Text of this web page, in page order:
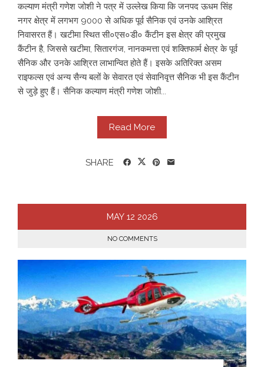
कल्याण मंत्री गणेश जोशी ने पत्र में उल्लेख किया कि जनपद ऊधम सिंह
नगर क्षेत्र में लगभग 9000 से अधिक पूर्व सैनिक एवं उनके आश्रित
निवासरत हैं। खटीमा स्थित सी०एस०डी० कैंटीन इस क्षेत्र की प्रमुख
कैंटीन है, जिससे खटीमा, सितारगंज, नानकमत्ता एवं शक्तिफार्म क्षेत्र के पूर्व
सैनिक और उनके आश्रित लाभान्वित होते हैं। इसके अतिरिक्त असम
राइफल्स एवं अन्य सैन्य बलों के सेवारत एवं सेवानिवृत्त सैनिक भी इस कैंटीन
से जुड़े हुए हैं। सैनिक कल्याण मंत्री गणेश जोशी...
Read More
SHARE
MAY 12 2026
NO COMMENTS